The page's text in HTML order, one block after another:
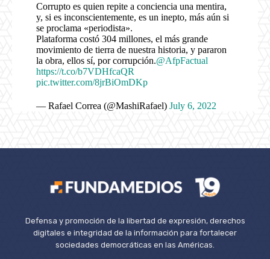
Corrupto es quien repite a conciencia una mentira,
y, si es inconscientemente, es un inepto, más aún si
se proclama «periodista».
Plataforma costó 304 millones, el más grande
movimiento de tierra de nuestra historia, y pararon
la obra, ellos sí, por corrupción.@AfpFactual
https://t.co/b7VDHfcaQR
pic.twitter.com/8jrBiOmDKp
— Rafael Correa (@MashiRafael) July 6, 2022
Defensa y promoción de la libertad de expresión, derechos
digitales e integridad de la información para fortalecer
sociedades democráticas en las Américas.